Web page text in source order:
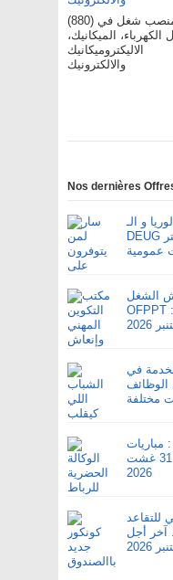
(880) منصب شغل في
الكهرباء، الميكانيك،
الاليكتروميكانيك
والالكترونيك
Nos dernières
و الـ
DEUG و الدبلوم و الإجازة أو الماستر
الشغل
OFPPT : مباريات لتوظيف 449 مناصب.
في
الوظائف
مختلفة
: مباريات
لتوظيف 07 مناصب. آخر أجل 31 غشت
2026
للتقاعد
أجل